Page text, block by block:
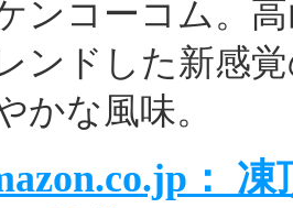
ンコーコム。
ンドした新感
かな風味。
：